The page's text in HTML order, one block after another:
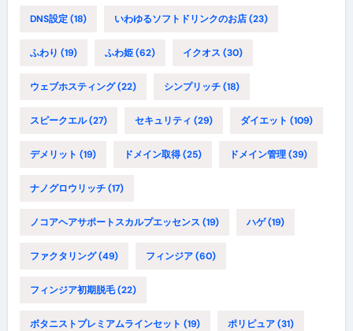
DNS設定(18) いわゆるソフトドリンクのお店(23)
ふわり (19) ふわ姫(62) イクオス (30)
ウェブホスティング(22) シンプリッチ(18)
スピークエル(27) セキュリティ (29) ダイエット (109)
デメリット (19) ドメイン取得(25) ドメイン管理(39)
ナノグロウリッチ(17)
ノコアヘアサポートスカルプエッセンス (19) ハゲ(19)
ファクタリング(49) フィンジア(60)
フィンジア初期脱毛(22)
ボタニストプレミアムラインセット (19) ポリピュア(31)